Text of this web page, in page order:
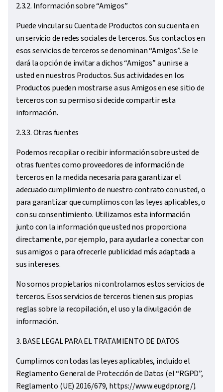
2.3.2. Información sobre “Amigos”
Puede vincular su Cuenta de Productos con su cuenta en
un servicio de redes sociales de terceros. Sus contactos en
esos servicios de terceros se denominan “Amigos”. Se le
dará la opción de invitar a dichos “Amigos” a unirse a
usted en nuestros Productos. Sus actividades en los
Productos pueden mostrarse a sus Amigos en ese sitio de
terceros con su permiso si decide compartir esta
información.
2.3.3. Otras fuentes
Podemos recopilar o recibir información sobre usted de
otras fuentes como proveedores de información de
terceros en la medida necesaria para garantizar el
adecuado cumplimiento de nuestro contrato con usted, o
para garantizar que cumplimos con las leyes aplicables, o
con su consentimiento. Utilizamos esta información
junto con la información que usted nos proporciona
directamente, por ejemplo, para ayudarle a conectar con
sus amigos o para ofrecerle publicidad más adaptada a
sus intereses.
No somos propietarios ni controlamos estos servicios de
terceros. Esos servicios de terceros tienen sus propias
reglas sobre la recopilación, el uso y la divulgación de
información.
3. BASE LEGAL PARA EL TRATAMIENTO DE DATOS
Cumplimos con todas las leyes aplicables, incluido el
Reglamento General de Protección de Datos (el “RGPD”,
Reglamento (UE) 2016/679, https://www.eugdpr.org/).